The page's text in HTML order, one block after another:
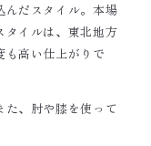
んだスタイル。本場
タイルは、東北地方
も高い仕上がりで
、肘や膝を使って